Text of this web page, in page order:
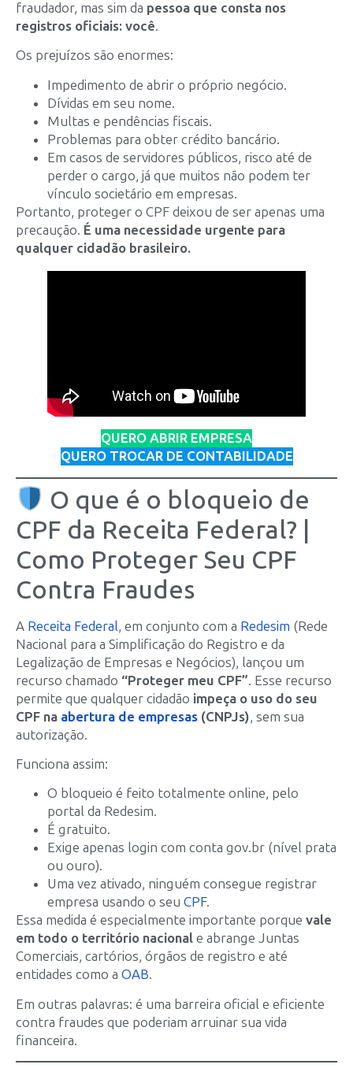
fraudador, mas sim da pessoa que consta nos
registros oficiais: você.
Os prejuízos são enormes:
Impedimento de abrir o próprio negócio.
Dívidas em seu nome.
Multas e pendências fiscais.
Problemas para obter crédito bancário.
Em casos de servidores públicos, risco até de
perder o cargo, já que muitos não podem ter
vínculo societário em empresas.
Portanto, proteger o CPF deixou de ser apenas uma
precaução. É uma necessidade urgente para
qualquer cidadão brasileiro.
QUERO ABRIR EMPRESA
QUERO TROCAR DE CONTABILIDADE
O que é o bloqueio de
CPF da Receita Federal? |
Como Proteger Seu CPF
Contra Fraudes
A Receita Federal, em conjunto com a Redesim (Rede
Nacional para a Simplificação do Registro e da
Legalização de Empresas e Negócios), lançou um
recurso chamado “Proteger meu CPF”. Esse recurso
permite que qualquer cidadão impeça o uso do seu
CPF na abertura de empresas (CNPJs), sem sua
autorização.
Funciona assim:
O bloqueio é feito totalmente online, pelo
portal da Redesim.
É gratuito.
Exige apenas login com conta gov.br (nível prata
ou ouro).
Uma vez ativado, ninguém consegue registrar
empresa usando o seu CPF.
Essa medida é especialmente importante porque vale
em todo o território nacional e abrange Juntas
Comerciais, cartórios, órgãos de registro e até
entidades como a OAB.
Em outras palavras: é uma barreira oficial e eficiente
contra fraudes que poderiam arruinar sua vida
financeira.